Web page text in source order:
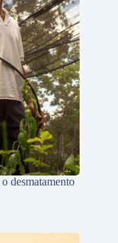
desmatamento